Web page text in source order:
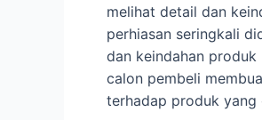
melihat detail dan
perhiasan seringkali
dan keindahan
calon pembeli
terhadap produk yang